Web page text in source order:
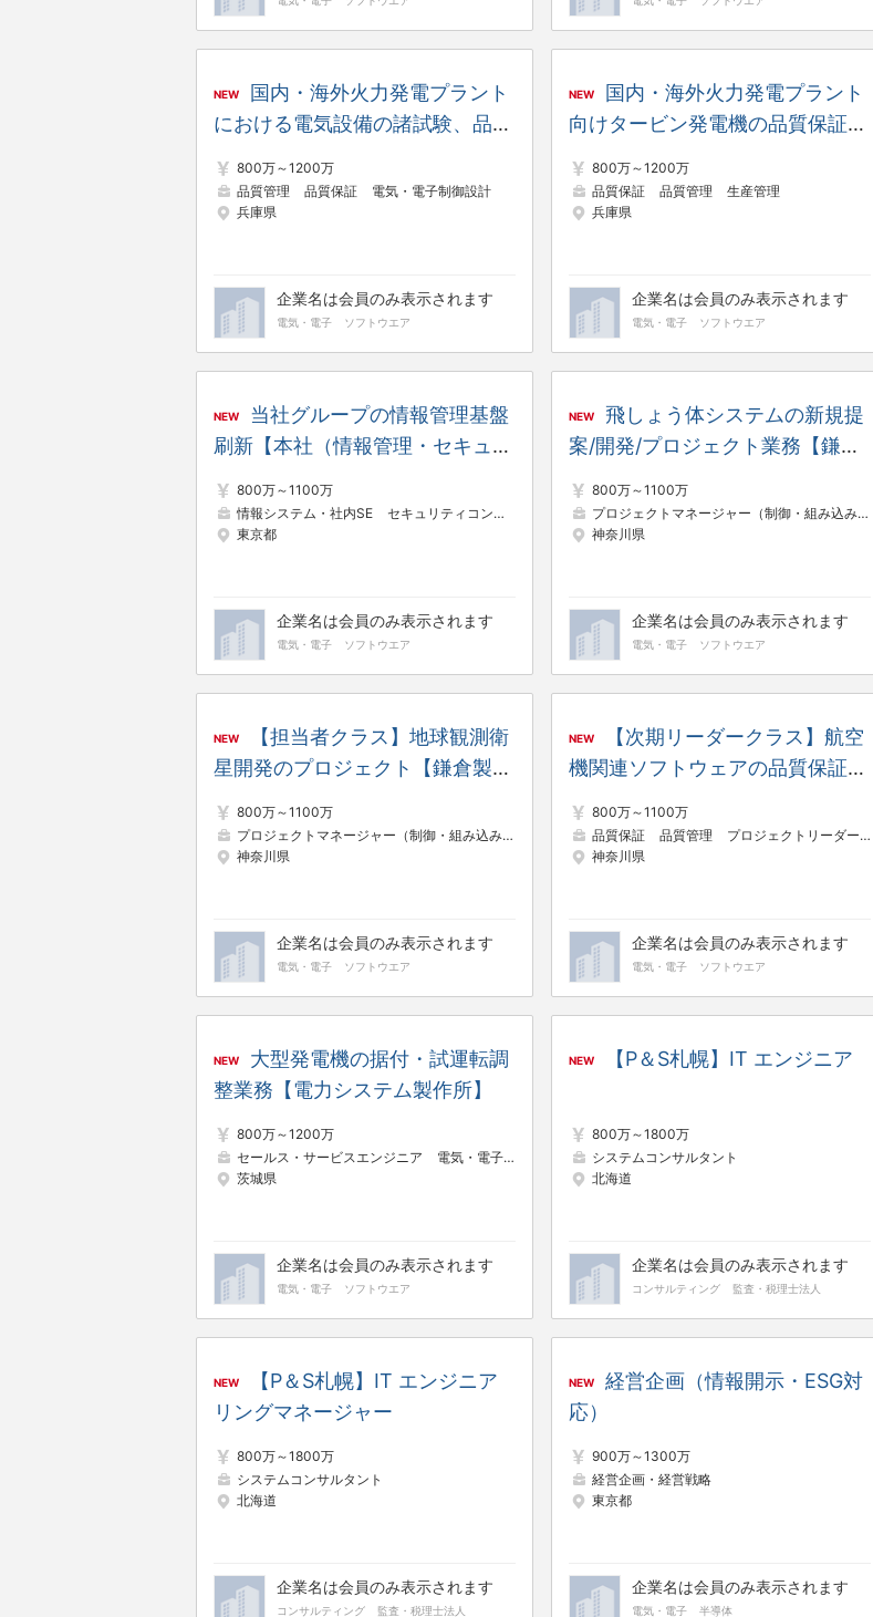
NEW
国内・海外火力発電プラント
における電気設備の諸試験、品質
ステム製作所】
800万～1200万
品質管理
品質保証
電気・電子制御設計
兵庫県
企業名は会員のみ表示されます
電気・電子 ソフトウエア
NEW
国内・海外火力発電プラント
向けタービン発電機の品質保証・
作所】
800万～1200万
品質保証
品質管理
生産管理
兵庫県
企業名は会員のみ表示されます
電気・電子 ソフトウエア
NEW
当社グループの情報管理基盤
刷新【本社（情報管理・セキュリ
新会社出向案件※
800万～1100万
情報システム・社内SE
セキュリティコンサルタント
インフラエンジニア
東京都
企業名は会員のみ表示されます
電気・電子 ソフトウエア
NEW
飛しょう体システムの新規提
案/開発/プロジェクト業務【鎌倉
800万～1100万
プロジェクトマネージャー（制御・組み込み系）
神奈川県
企業名は会員のみ表示されます
電気・電子 ソフトウエア
NEW
【担当者クラス】地球観測衛
星開発のプロジェクト【鎌倉製作
800万～1100万
プロジェクトマネージャー（制御・組み込み系）
電気・電子制御設計
研究・開発
神奈川県
企業名は会員のみ表示されます
電気・電子 ソフトウエア
NEW
【次期リーダークラス】航空
機関連ソフトウェアの品質保証に
作所】
800万～1100万
品質保証
品質管理
プロジェクトリーダー（制御・組み込み系）
神奈川県
企業名は会員のみ表示されます
電気・電子 ソフトウエア
NEW
大型発電機の据付・試運転調
整業務【電力システム製作所】
800万～1200万
セールス・サービスエンジニア
電気・電子制御設計
プラント施工管理
茨城県
企業名は会員のみ表示されます
電気・電子 ソフトウエア
NEW 【P＆S札幌】IT エンジニア
800万～1800万
システムコンサルタント
北海道
企業名は会員のみ表示されます
コンサルティング 監査・税理士法人
NEW
【P＆S札幌】IT エンジニア
リングマネージャー
800万～1800万
システムコンサルタント
北海道
企業名は会員のみ表示されます
コンサルティング 監査・税理士法人
NEW
経営企画（情報開示・ESG対
応）
900万～1300万
経営企画・経営戦略
東京都
企業名は会員のみ表示されます
電気・電子 半導体